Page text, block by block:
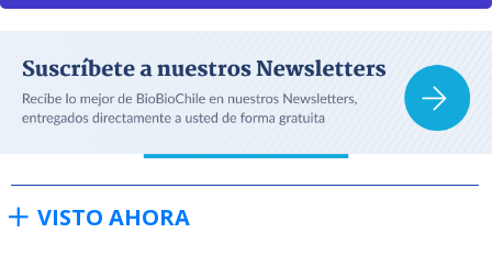
VISTO AHORA